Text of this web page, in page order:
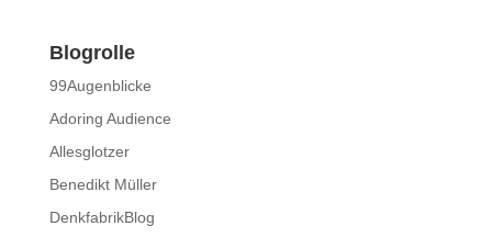
Blogrolle
99Augenblicke
Adoring Audience
Allesglotzer
Benedikt Müller
DenkfabrikBlog